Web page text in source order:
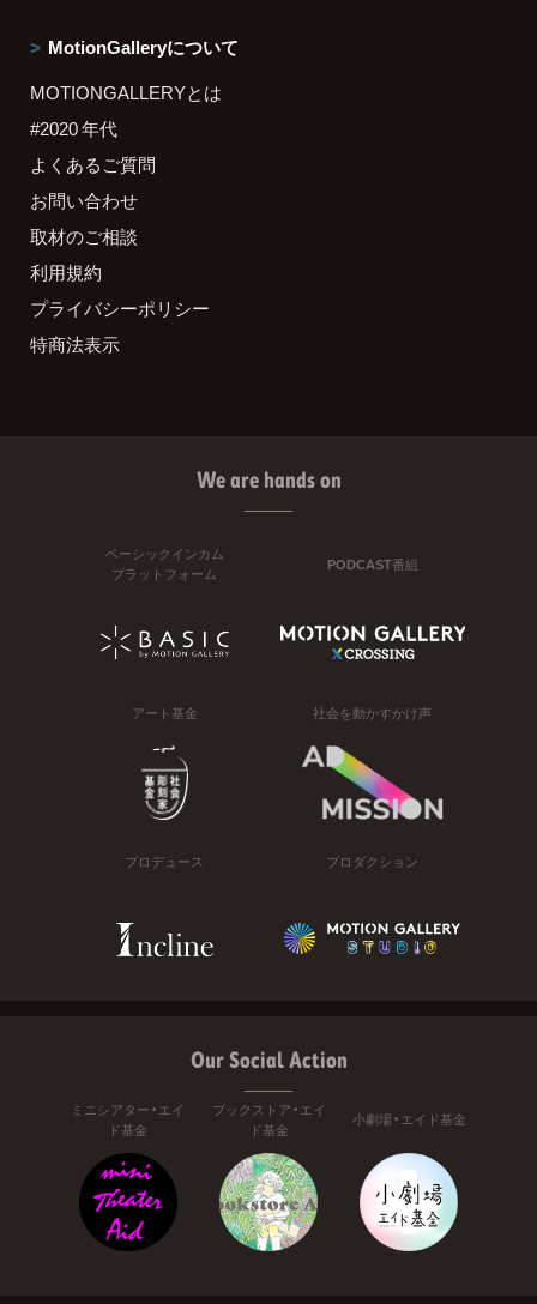
MotionGalleryについて
MOTIONGALLERYとは
#2020 年代
よくあるご質問
お問い合わせ
取材のご相談
利用規約
プライバシーポリシー
特商法表示
We are hands on
ベーシックインカム
プラットフォーム
PODCAST番組
アート基金 社会を動かすかけ声
プロデュース プロダクション
Our Social Action
ミニシアター・エイ
ド基金
ブックストア・エイ
ド基金
小劇場・エイド基金